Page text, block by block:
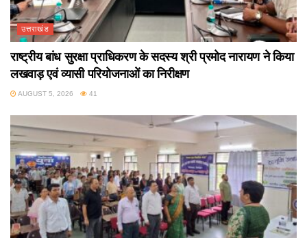
उत्तराखंड
राष्ट्रीय बांध सुरक्षा प्राधिकरण के सदस्य श्री प्रमोद नारायण ने किया
लखवाड़ एवं व्यासी परियोजनाओं का निरीक्षण
AUGUST 5, 2026 41